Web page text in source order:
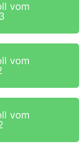
vom
vom
vom